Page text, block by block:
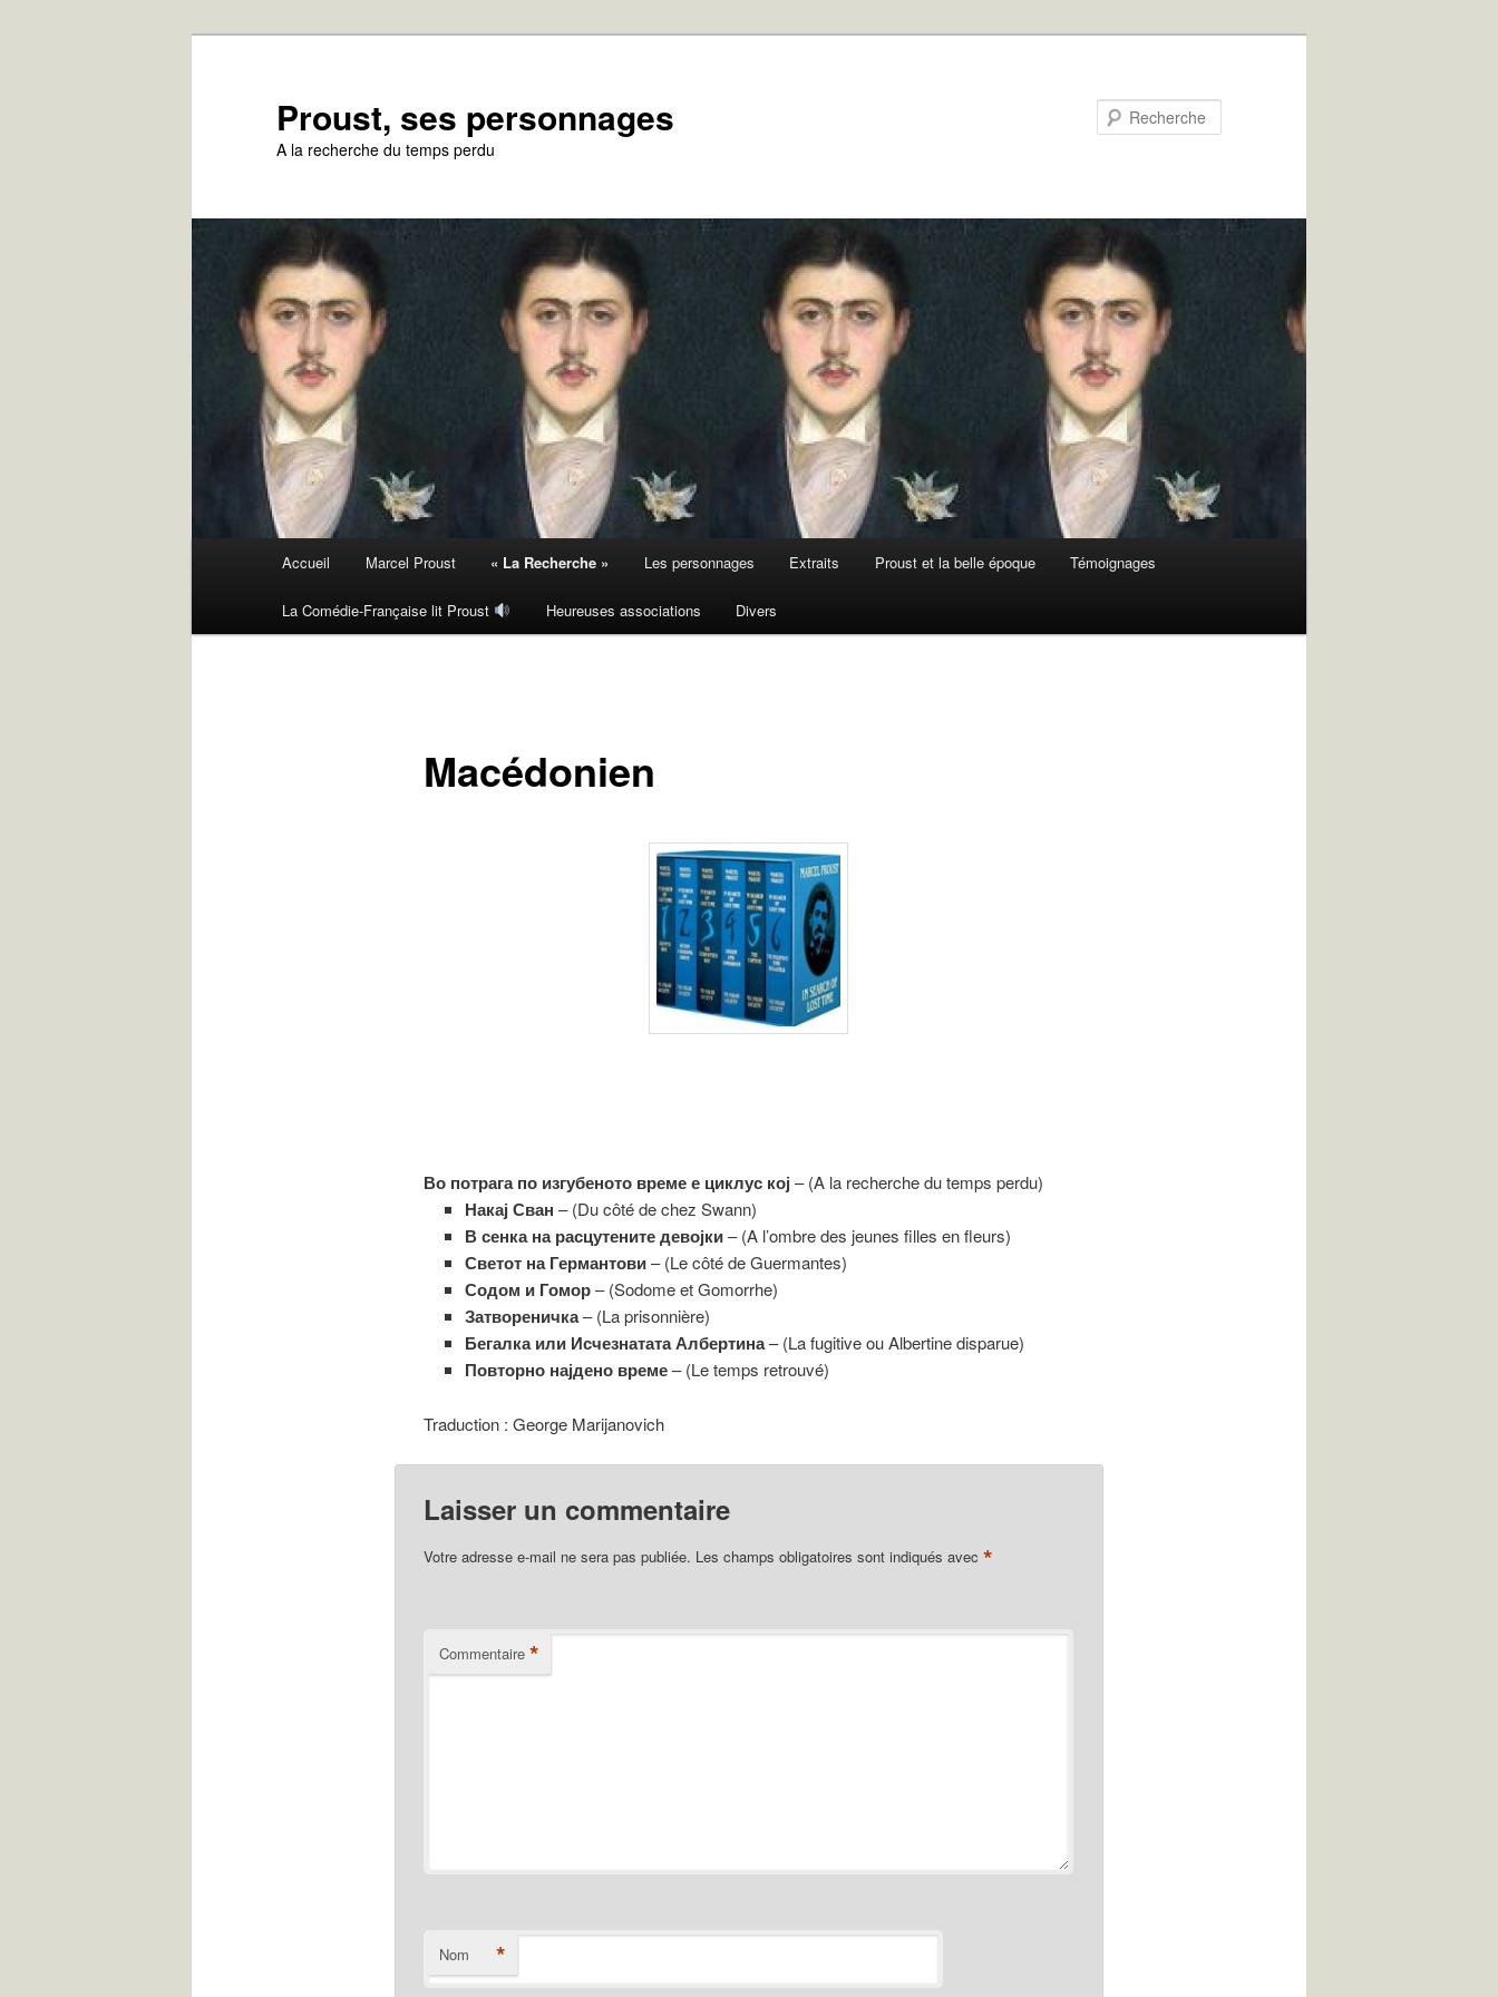
Proust, ses personnages
A la recherche du temps perdu
Accueil Marcel Proust « La Recherche » Les personnages Extraits Proust et la belle époque Témoignages
La Comédie-Française lit Proust Heureuses associations Divers
Macédonien
Во потрага по изгубеното време е циклус кој – (A la recherche du temps perdu)
Накај Сван – (Du côté de chez Swann)
В сенка на расцутените девојки– (A l’ombre des jeunes filles en fleurs)
Светот на Германтови– (Le côté de Guermantes)
Содом и Гомор– (Sodome et Gomorrhe)
Затвореничка– (La prisonnière)
Бегалкаили Исчезнатата Албертина– (La fugitive ou Albertine disparue)
Повторно најдено време– (Le temps retrouvé)
Traduction : George Marijanovich
Laisser un commentaire
Votre adresse e-mail ne sera pas publiée. Les champs obligatoires sont indiqués avec *
Commentaire *
Nom *